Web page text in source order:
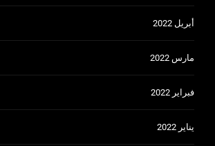
أبريل 2022
مارس 2022
فبراير 2022
يناير 2022